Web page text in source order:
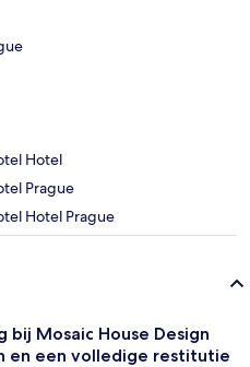
Hotel
Prague
Hotel Prague
bij Mosaic House Design
en een volledige restitutie